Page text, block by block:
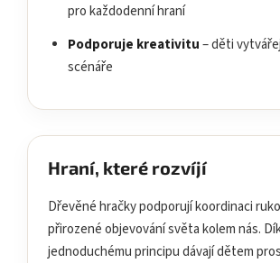
pro každodenní hraní
Podporuje kreativitu– děti
scénáře
Hraní, které rozvíjí
Dřevěné hračky podporují koordinaci
přirozené objevování světa kolem nás.
jednoduchému principu dávají dětem